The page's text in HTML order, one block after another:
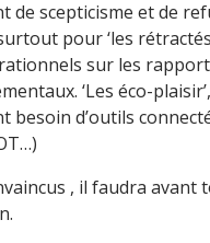
de scepticisme et de
pour ‘les
sur les
‘Les éco-
besoin d’outils
, il faudra